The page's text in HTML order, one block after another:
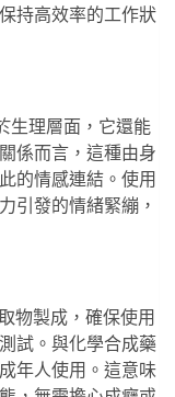
持高效率的工作狀
生理層面，它還能
係而言，這種由身
的情感連結。使用
引發的情緒緊繃，
物製成，確保使用
試。與化學合成藥
年人使用。這意味